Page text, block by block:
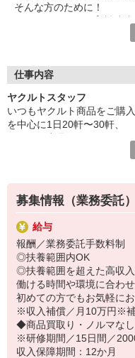
そんな方のために！
一般の保育園に子どもを
◆急なお休みにもスタッフ
など、働くママの多いヤク
仕事×育児のお悩みをスッ
仕事内容
ヤクルトスタッフ
いつもヤクルト商品をご購
を中心に1日20軒〜30軒、
商品を通じてお客さまとふ
す！
〜ヤクルトスタッフの1日〜
2児の母として仕事と家庭の
実際のワークスタイルを、
※時間は地域によって異なり
8:10 保育所にお子さまをお
8:20 宅配センターに到着、
8:30 朝礼が終わったら出発
13:00 お届け修了、翌日準
14:30お仕事修了
保育所にお子さまを迎えに
募集情報（業務委託）
給与
報酬／業務委託手数料制
◎扶養範囲内OK
◎扶養範囲を超えた高収
働ける時間や環境に合わ
初めての方でもお気軽に
※収入補償／月10万円※
◆商品買取り・ノルマなし
※研修期間／15日間／
収入保障期間：12か月